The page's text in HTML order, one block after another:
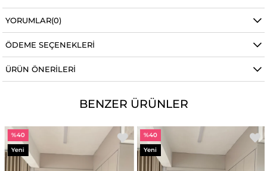
YORUMLAR(0)
ÖDEME SEÇENEKLERI
ÜRÜN ÖNERILERI
BENZER ÜRÜNLER
%40
Yeni
Ürün
%40
Yeni
Ürün